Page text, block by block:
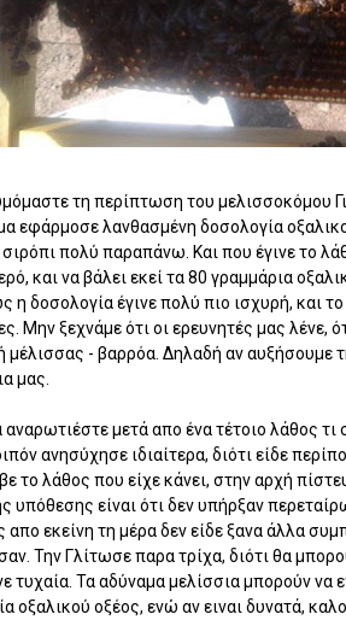
τη περίπτωση του μελισσοκόμου
εφάρμοσε λανθασμένη δοσολογία
σιρόπι πολύ παραπάνω. Και που έγινε το
και να βάλει εκεί τα 80 γραμμάρια
η δοσολογία έγινε πολύ πιο ισχυρή, και το
Μην ξεχνάμε ότι οι ερευνητές μας λένε,
μέλισσας - βαρρόα. Δηλαδή αν αυξήσουμε
μας.
αναρωτιέστε μετά απο ένα τέτοιο λάθος
ανησύχησε ιδιαίτερα, διότι είδε
το λάθος που είχε κάνει, στην αρχή
υπόθεσης είναι ότι δεν υπήρξαν
απο εκείνη τη μέρα δεν είδε ξανα άλλα
Την Γλίτωσε παρα τρίχα, διότι θα
τυχαία. Τα αδύναμα μελίσσια μπορούν
οξαλικού οξέος, ενώ αν ειναι δυνατά,